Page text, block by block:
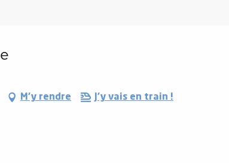
M'y rendre J'y vais en train !